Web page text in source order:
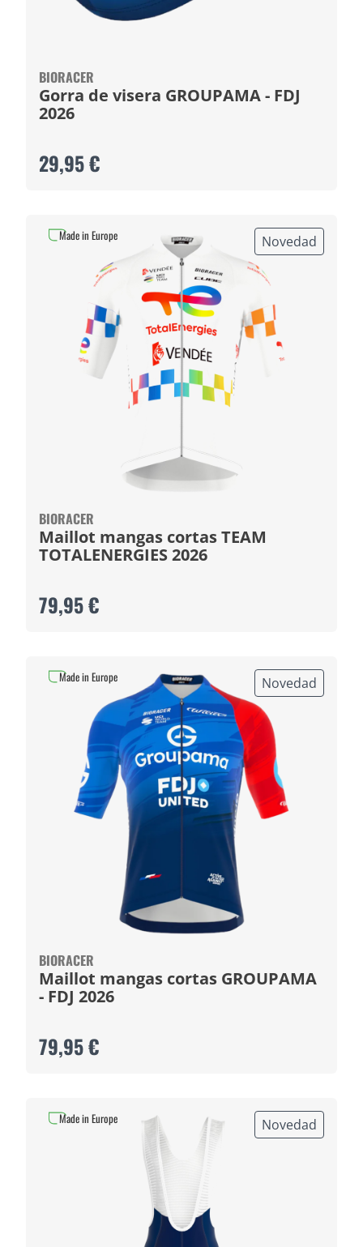
BIORACER
Gorra de visera GROUPAMA - FDJ
2026
29,95 €
Novedad
BIORACER
Maillot mangas cortas TEAM
TOTALENERGIES 2026
79,95 €
Made in Europe
Novedad
BIORACER
Maillot mangas cortas GROUPAMA
- FDJ 2026
79,95 €
Made in Europe
Novedad
Made in Europe